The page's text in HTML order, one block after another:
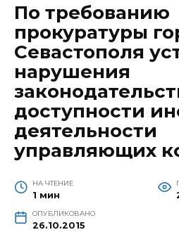
По требованию
прокуратуры
Севастополя
нарушения
доступности
деятельности
управляющих
НА ЧТЕНИЕ
1 мин
ОПУБЛИКОВАНО
26.10.2015